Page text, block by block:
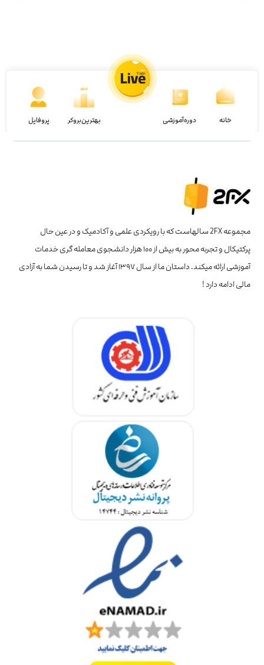
خانه دوره‌آموزشی بهترین‌بروکر پروفایل
مجموعه 2FX سالهاست که با رویکردی علمی و آکادمیک و در عین حال
پرکتیکال و تجربه محور به بیش از ۱۰۰ هزار دانشجوی معامله گری خدمات
آموزشی ارائه میکند. داستان ما از سال ۱۳۹۷ آغاز شد و تا رسیدن شما به آزادی
مالی ادامه دارد !